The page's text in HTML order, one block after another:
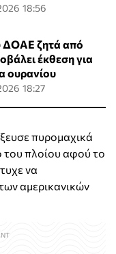
18:56
ΔΟΑΕ ζητά από
έκθεση για
ουρανίου
18:27
πυρομαχικά
του πλοίου αφού το
να
αμερικανικών